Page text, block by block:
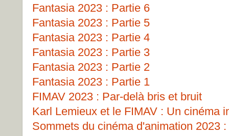
Fantasia 2023 : Partie 6
Fantasia 2023 : Partie 5
Fantasia 2023 : Partie 4
Fantasia 2023 : Partie 3
Fantasia 2023 : Partie 2
Fantasia 2023 : Partie 1
FIMAV 2023 : Par-delà bris et bruit
Karl Lemieux et le FIMAV : Un cinéma
Sommets du cinéma d'animation 2023